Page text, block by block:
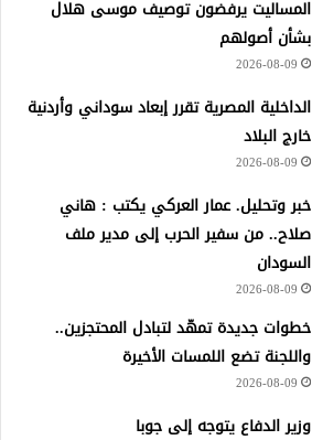
المساليت يرفضون توصيف موسى هلال
بشأن أصولهم
2026-08-09
الداخلية المصرية تقرر إبعاد سوداني وأردنية
خارج البلاد
2026-08-09
خبر وتحليل. عمار العركي يكتب : هاني
صلاح.. من سفير الحرب إلى مدير ملف
السودان
2026-08-09
خطوات جديدة تمهّد لتبادل المحتجزين..
واللجنة تضع اللمسات الأخيرة
2026-08-09
وزير الدفاع يتوجه إلى جوبا